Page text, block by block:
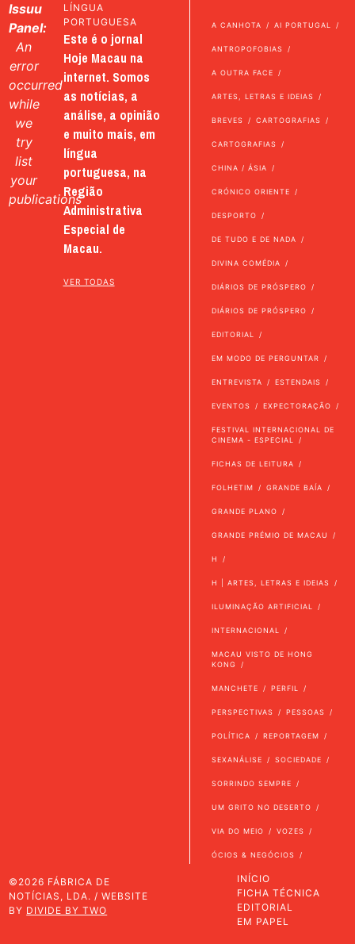
Issuu
Panel:
An
error
occurred
while
we
try
list
your
publications
LÍNGUA
PORTUGUESA
Este é o jornal
Hoje Macau na
internet. Somos
as notícias, a
análise, a opinião
e muito mais, em
língua
portuguesa, na
Região
Administrativa
Especial de
Macau.
VER TODAS
A CANHOTA AI PORTUGAL
ANTROPOFOBIAS
A OUTRA FACE
ARTES, LETRAS E IDEIAS
BREVES CARTOGRAFIAS
CARTOGRAFIAS
CHINA / ÁSIA
CRÓNICO ORIENTE
DESPORTO
DE TUDO E DE NADA
DIVINA COMÉDIA
DIÁRIOS DE PRÓSPERO
DIÁRIOS DE PRÓSPERO
EDITORIAL
EM MODO DE PERGUNTAR
ENTREVISTA ESTENDAIS
EVENTOS EXPECTORAÇÃO
FESTIVAL INTERNACIONAL DE
CINEMA - ESPECIAL
FICHAS DE LEITURA
FOLHETIM GRANDE BAÍA
GRANDE PLANO
GRANDE PRÉMIO DE MACAU
H
H | ARTES, LETRAS E IDEIAS
ILUMINAÇÃO ARTIFICIAL
INTERNACIONAL
MACAU VISTO DE HONG
KONG
MANCHETE PERFIL
PERSPECTIVAS PESSOAS
POLÍTICA REPORTAGEM
SEXANÁLISE SOCIEDADE
SORRINDO SEMPRE
UM GRITO NO DESERTO
VIA DO MEIO VOZES
ÓCIOS & NEGÓCIOS
©2026 FÁBRICA DE
NOTÍCIAS, LDA. / WEBSITE
BY DIVIDE BY TWO
INÍCIO
FICHA TÉCNICA
EDITORIAL
EM PAPEL